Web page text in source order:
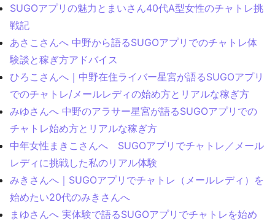
SUGOアプリの魅力とまいさん40代A型女性のチャトレ挑
戦記
あさこさんへ 中野から語るSUGOアプリでのチャトレ体
験談と稼ぎ方アドバイス
ひろこさんへ｜中野在住ライバー星宮が語るSUGOアプリ
でのチャトレ/メールレディの始め方とリアルな稼ぎ方
みゆさんへ 中野のアラサー星宮が語るSUGOアプリでの
チャトレ始め方とリアルな稼ぎ方
中年女性まきこさんへ SUGOアプリでチャトレ／メール
レディに挑戦した私のリアル体験
みきさんへ｜SUGOアプリでチャトレ（メールレディ）を
始めたい20代のみきさんへ
まゆさんへ 実体験で語るSUGOアプリでチャトレを始め